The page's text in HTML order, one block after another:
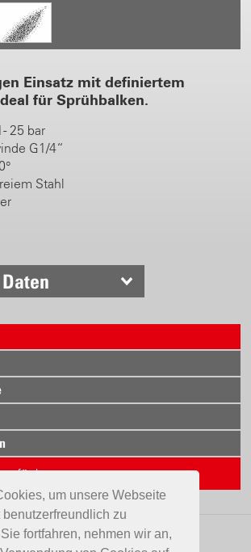
um unsere Webseite
zu
fortfahren, nehmen wir an,
Einsatz mit definiertem
für Sprühbalken.
25 bar
G1/4“
Stahl